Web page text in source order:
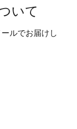
いて
ルでお届けし